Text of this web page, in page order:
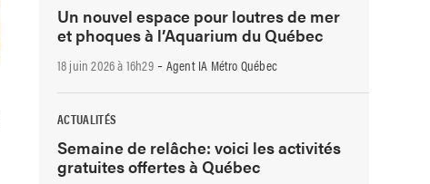
Un nouvel espace pour loutres de mer
et phoques à l’Aquarium du Québec
18 juin 2026 à 16h29-Agent IA Métro Québec
ACTUALITÉS
Semaine de relâche: voici les activités
gratuites offertes à Québec